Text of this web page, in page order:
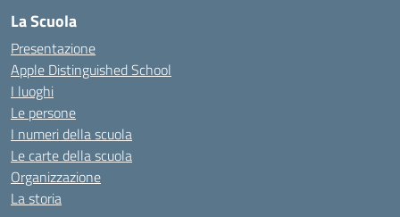
La Scuola
Presentazione
Apple Distinguished School
I luoghi
Le persone
I numeri della scuola
Le carte della scuola
Organizzazione
La storia